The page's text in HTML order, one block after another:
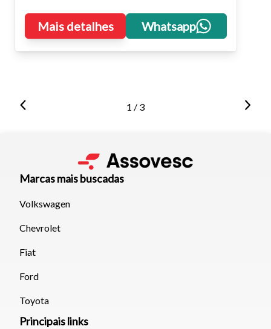
Mais detalhes Whatsapp
1 / 3
Marcas mais buscadas
Volkswagen
Chevrolet
Fiat
Ford
Toyota
Principais links